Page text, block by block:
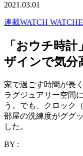
2021.03.01
連載WATCH
「おウチ時
ザインで気分
家で過ごす時間が長
ラグジュアリー空間
う。でも、クロック
部屋の洗練度がググ
した。
BY :